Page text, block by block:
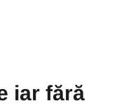
iar fără